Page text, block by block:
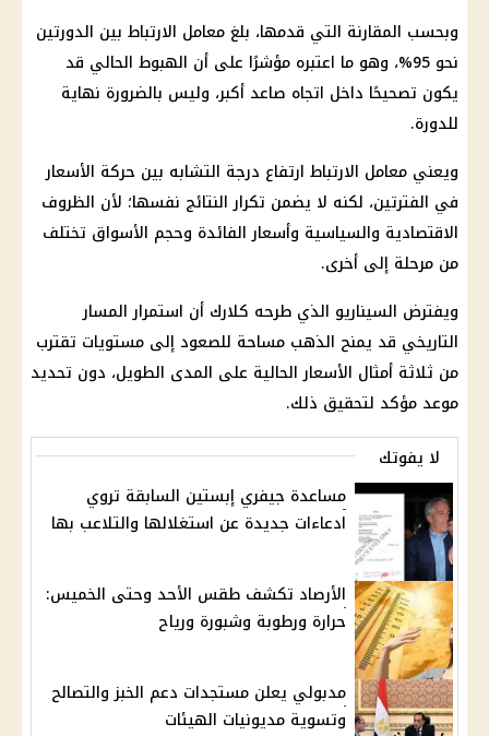
وبحسب المقارنة التي قدمها، بلغ معامل الارتباط بين الدورتين
نحو 95%، وهو ما اعتبره مؤشرًا على أن الهبوط الحالي قد
يكون تصحيحًا داخل اتجاه صاعد أكبر، وليس بالضرورة نهاية
للدورة.
ويعني معامل الارتباط ارتفاع درجة التشابه بين حركة الأسعار
في الفترتين، لكنه لا يضمن تكرار النتائج نفسها؛ لأن الظروف
الاقتصادية والسياسية وأسعار الفائدة وحجم الأسواق تختلف
من مرحلة إلى أخرى.
ويفترض السيناريو الذي طرحه كلارك أن استمرار المسار
التاريخي قد يمنح الذهب مساحة للصعود إلى مستويات تقترب
من ثلاثة أمثال الأسعار الحالية على المدى الطويل، دون تحديد
موعد مؤكد لتحقيق ذلك.
لا يفوتك
مساعدة جيفري إبستين السابقة تروي
ادعاءات جديدة عن استغلالها والتلاعب بها
الأرصاد تكشف طقس الأحد وحتى الخميس:
حرارة ورطوبة وشبورة ورياح
مدبولي يعلن مستجدات دعم الخبز والتصالح
وتسوية مديونيات الهيئات